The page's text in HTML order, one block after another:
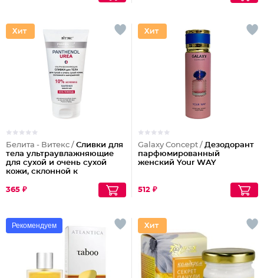
Белита - Витекс / Сливки для
тела ультраувлажняющие
для сухой и очень сухой
кожи, склонной к
Panthenol Urea
365 ₽
Galaxy Concept / Дезодорант
парфюмированный
женский Your WAY
512 ₽
Рекомендуем